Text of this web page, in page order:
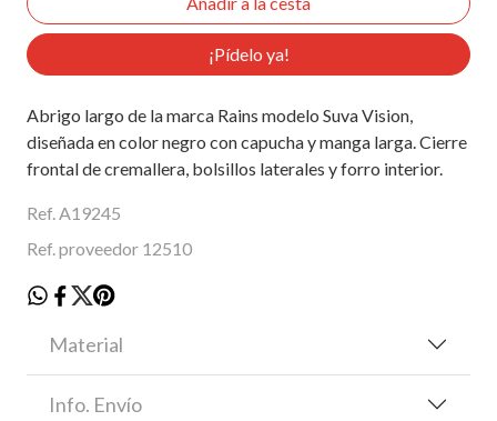
¡Pídelo ya!
Abrigo largo de la marca Rains modelo Suva Vision,
diseñada en color negro con capucha y manga larga. Cierre
frontal de cremallera, bolsillos laterales y forro interior.
Ref. A19245
Ref. proveedor 12510
Material
Info. Envío